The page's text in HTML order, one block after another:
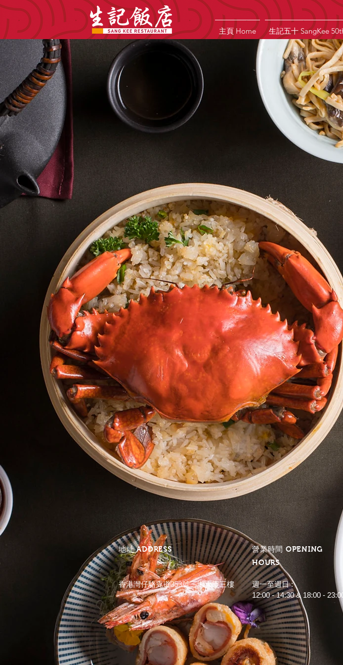
主頁 Home 生記五十 SangKee
地址 ADDRESS
香港灣仔駱克道353號三湘大廈三樓
營業時間 OPENING
HOURS
週一至週日 :
12:00 - 14:30 & 18:00 -